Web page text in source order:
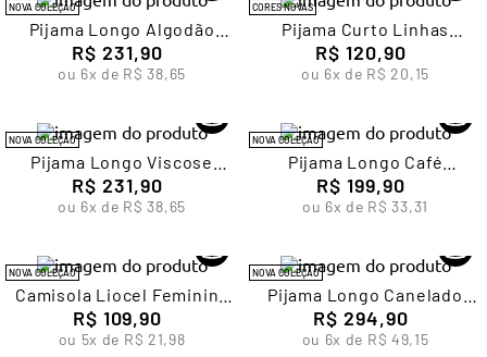
NOVA COLEÇÃO
Pijama Longo Algodão
Feminino Lupo
R$ 231,90
ou 6x de R$ 38,65
CORES NOVAS
Pijama Curto Linhas
Feminino Lupo
R$ 120,90
ou 6x de R$ 20,15
NOVA COLEÇÃO
Pijama Longo Viscose
Feminino Lupo
R$ 231,90
ou 6x de R$ 38,65
NOVA COLEÇÃO
Pijama Longo Café
Feminino Lupo
R$ 199,90
ou 6x de R$ 33,31
NOVA COLEÇÃO
Camisola Liocel Feminina
Lupo
R$ 109,90
ou 5x de R$ 21,98
NOVA COLEÇÃO
Pijama Longo Canelado
com Renda Feminino Lupo
R$ 294,90
ou 6x de R$ 49,15